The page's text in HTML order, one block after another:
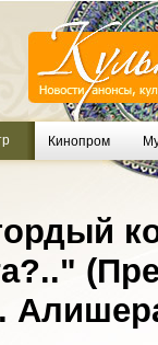
Кинопром